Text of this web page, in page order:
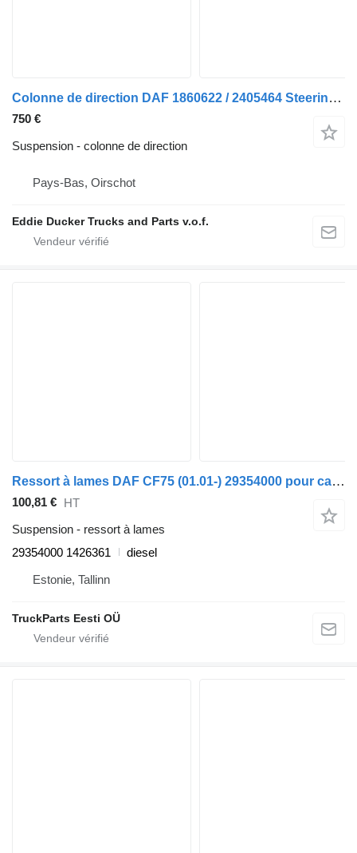
Colonne de direction DAF 1860622 / 2405464 Steering BOX THP90 pour camion DAF CF
750 €
Suspension - colonne de direction
Pays-Bas, Oirschot
Eddie Ducker Trucks and Parts v.o.f.
Ressort à lames DAF CF75 (01.01-) 29354000 pour camion DAF LF45, LF55, LF180, CF65, CF75, CF85 (2001-)
100,81 € HT
Suspension - ressort à lames
29354000 1426361
diesel
Estonie, Tallinn
TruckParts Eesti OÜ